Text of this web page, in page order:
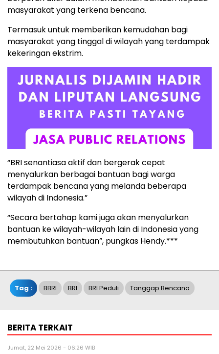
masyarakat yang terkena bencana.
Termasuk untuk memberikan kemudahan bagi
masyarakat yang tinggal di wilayah yang terdampak
kekeringan ekstrim.
“BRI senantiasa aktif dan bergerak cepat
menyalurkan berbagai bantuan bagi warga
terdampak bencana yang melanda beberapa
wilayah di Indonesia.”
“Secara bertahap kami juga akan menyalurkan
bantuan ke wilayah-wilayah lain di Indonesia yang
membutuhkan bantuan”, pungkas Hendy.***
Tag : BBRI BRI BRI Peduli Tanggap Bencana
BERITA TERKAIT
Jumat, 22 Mei 2026 - 06:26 WIB